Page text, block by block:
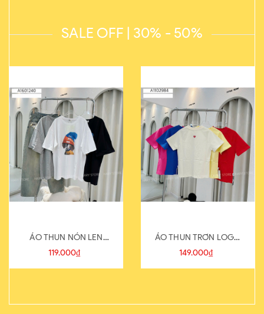
SALE OFF | 30% - 50%
ÁO THUN NÓN LEN
821-1
119.000₫
ÁO THUN TRƠN LOGO
SAU
149.000₫